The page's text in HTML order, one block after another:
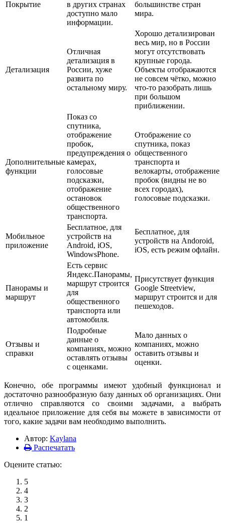
Покрытие
в других странах
доступно мало
информации.
большинстве стран
мира.
Детализация
Отличная
детализация в
России, хуже
развита по
остальному миру.
Хорошо детализирован
весь мир, но в России
могут отсутствовать
крупные города.
Объекты отображаются
не совсем чётко, можно
что-то разобрать лишь
при большом
приближении.
Дополнительные
функции
Показ со
спутника,
отображение
пробок,
предупреждения о
камерах,
голосовые
подсказки,
отображение
остановок
общественного
транспорта.
Отображение со
спутника, показ
общественного
транспорта и
велокарты, отображение
пробок (видны не во
всех городах),
голосовые подсказки.
Мобильное
приложение
Бесплатное, для
устройств на
Android, iOS,
WindowsPhone.
Бесплатное, для
устройств на Andoroid,
iOS, есть режим офлайн.
Панорамы и
маршрут
Есть сервис
Яндекс.Панорамы,
маршрут строится
для
общественного
транспорта или
автомобиля.
Присутствует функция
Google Streetview,
маршрут строится и для
пешеходов.
Отзывы и
справки
Подробные
данные о
компаниях, можно
оставлять отзывы
с оценками.
Мало данных о
компаниях, можно
оставить отзывы и
оценки.
Конечно, обе программы имеют удобный функционал и
достаточно разнообразную базу данных об организациях. Они
отлично справляются со своими задачами, а выбрать
идеальное приложение для себя вы можете в зависимости от
того, какие задачи вам необходимо выполнить.
Автор: Kaylana
Распечатать
Оцените статью:
5
4
3
2
1